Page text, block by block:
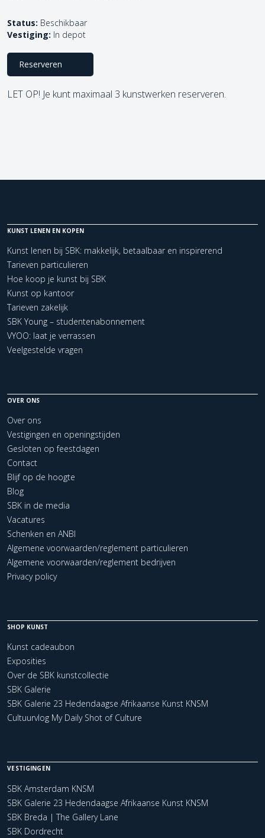
Status: Beschikbaar
Vestiging: In depot
Reserveren
LET OP! Je kunt maximaal 3 kunstwerken reserveren.
KUNST LENEN EN KOPEN
Kunst lenen bij SBK: makkelijk, betaalbaar en inspirerend
Tarieven particulieren
Hoe koop je kunst bij SBK
Kunst op kantoor
Tarieven zakelijk
SBK Young – studentenabonnement
VYOO: laat je verrassen
Veelgestelde vragen
OVER ONS
Over ons
Vestigingen en openingstijden
Gesloten op feestdagen
Contact
Blijf op de hoogte
Blog
SBK in de media
Vacatures
Schenken en ANBI
Algemene voorwaarden/reglement particulieren
Algemene voorwaarden/reglement bedrijven
Privacy policy
SHOP KUNST
Kunst cadeaubon
Exposities
Over de SBK kunstcollectie
SBK Galerie
SBK Galerie 23 Hedendaagse Afrikaanse Kunst KNSM
Cultuurvlog My Daily Shot of Culture
VESTIGINGEN
SBK Amsterdam KNSM
SBK Galerie 23 Hedendaagse Afrikaanse Kunst KNSM
SBK Breda | The Gallery Lane
SBK Dordrecht